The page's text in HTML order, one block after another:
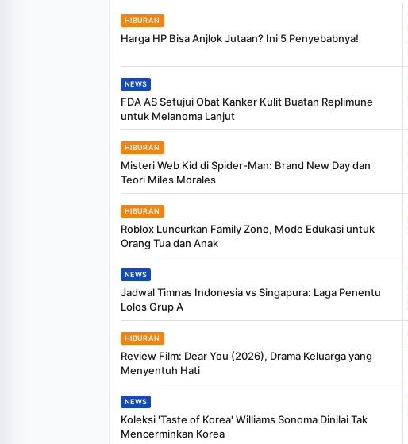
HIBURAN
Harga HP Bisa Anjlok Jutaan? Ini 5 Penyebabnya!
NEWS
FDA AS Setujui Obat Kanker Kulit Buatan Replimune
untuk Melanoma Lanjut
HIBURAN
Misteri Web Kid di Spider-Man: Brand New Day dan
Teori Miles Morales
HIBURAN
Roblox Luncurkan Family Zone, Mode Edukasi untuk
Orang Tua dan Anak
NEWS
Jadwal Timnas Indonesia vs Singapura: Laga Penentu
Lolos Grup A
HIBURAN
Review Film: Dear You (2026), Drama Keluarga yang
Menyentuh Hati
NEWS
Koleksi 'Taste of Korea' Williams Sonoma Dinilai Tak
Mencerminkan Korea